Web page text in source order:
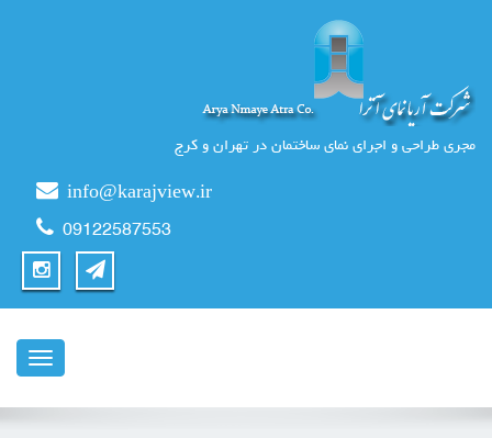
مجری طراحی و اجرای نمای ساختمان در تهران و کرج
info@karajview.ir
09122587553
ناوبری